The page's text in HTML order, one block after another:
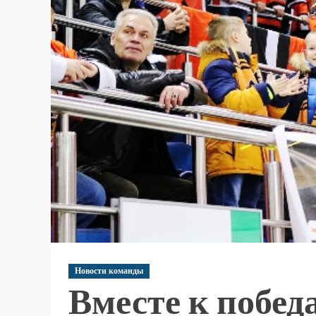
Новости команды
Вместе к